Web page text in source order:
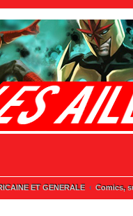
ET GENERALE Comics,